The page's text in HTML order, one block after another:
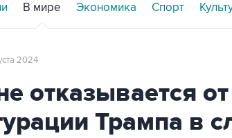
В мире Экономика Спорт
2024
отказывается
Трампа в